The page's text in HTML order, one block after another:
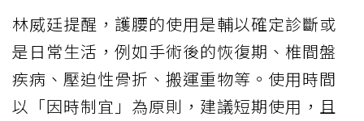
林威廷提醒，護腰的使用是輔以確定診斷或
是日常生活，例如手術後的恢復期、椎間盤
疾病、壓迫性骨折、搬運重物等。使用時間
以「因時制宜」為原則，建議短期使用，且